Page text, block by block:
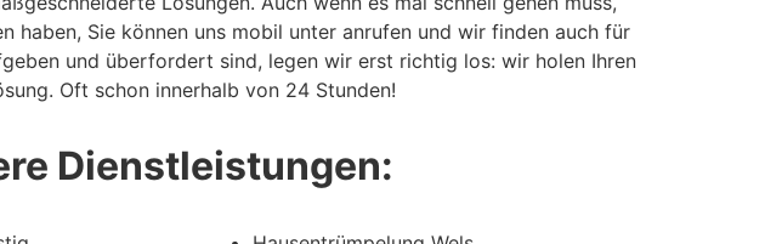
haben, Sie können uns mobil unter anrufen und wir finden auch für
und überfordert sind, legen wir erst richtig los: wir holen Ihren
Oft schon innerhalb von 24 Stunden!
Dienstleistungen: